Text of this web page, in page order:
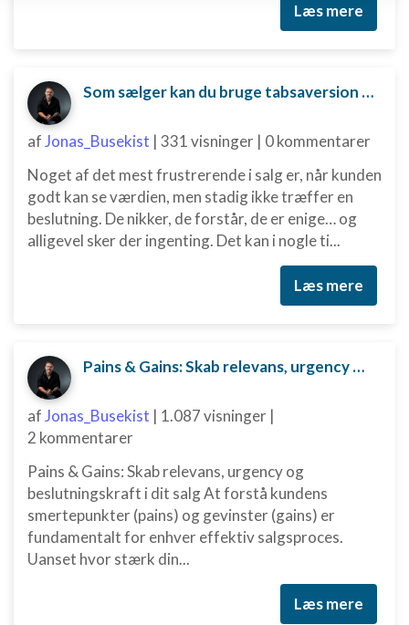
Læs mere
Som sælger kan du bruge tabsaversion til at skubbe kunden mod en beslutning.
afJonas_Busekist | 331 visninger | 0 kommentarer
Noget af det mest frustrerende i salg er, når kunden
godt kan se værdien, men stadig ikke træffer en
beslutning. De nikker, de forstår, de er enige… og
alligevel sker der ingenting. Det kan i nogle ti...
Læs mere
Pains & Gains: Skab relevans, urgency og beslutningskraft i dit salg
afJonas_Busekist | 1.087 visninger |
2 kommentarer
Pains & Gains: Skab relevans, urgency og
beslutningskraft i dit salg At forstå kundens
smertepunkter (pains) og gevinster (gains) er
fundamentalt for enhver effektiv salgsproces.
Uanset hvor stærk din...
Læs mere
Oprette profiler til tilpasset annoncering
Bruge profiler til at vælge tilpasset
annoncering
Oprette profiler for at tilpasse indhold
Bruge profiler til at vælge tilpasset indhold
kombinationer af oplysninger fra forskellige
kilder
Udvikle og forbedre tjenester
Bruge begrænsede oplysninger til at vælge
IAB Special Features:
Bruge præcise geografiske
placeringsoplysninger